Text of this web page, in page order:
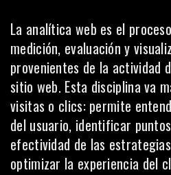
La analítica web es el
medición, evaluación y
provenientes de la actividad
sitio web. Esta disciplina va
visitas o clics: permite
del usuario, identificar
efectividad de las
optimizar la experiencia del